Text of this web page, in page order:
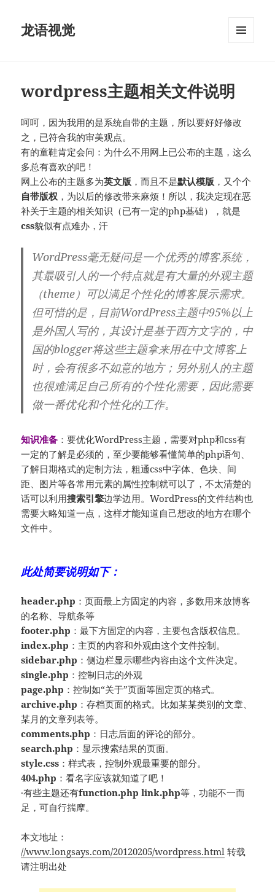
龙语视觉
wordpress主题相关文件说明
呵呵，因为我用的是系统自带的主题，所以要好好修改
之，已符合我的审美观点。
有的童鞋肯定会问：为什么不用网上已公布的主题，这么
多总有喜欢的吧！
网上公布的主题多为英文版 ，而且不是默认模版 ，又个个
自带版权 ，为以后的修改带来麻烦！所以，我决定现在恶
补关于主题的相关知识（已有一定的php基础），就是
css貌似有点难办，汗
WordPress毫无疑问是一个优秀的博客系统，
其最吸引人的一个特点就是有大量的外观主题
（theme）可以满足个性化的博客展示需求。
但可惜的是，目前WordPress主题中95%以上
是外国人写的，其设计是基于西方文字的，中
国的blogger将这些主题拿来用在中文博客上
时，会有很多不如意的地方；另外别人的主题
也很难满足自己所有的个性化需要，因此需要
做一番优化和个性化的工作。
知识准备 ：要优化WordPress主题，需要对php和css有
一定的了解是必须的，至少要能够看懂简单的php语句、
了解日期格式的定制方法，粗通css中字体、色块、间
距、图片等各常用元素的属性控制就可以了，不太清楚的
话可以利用搜索引擎边学边用。WordPress的文件结构也
需要大略知道一点，这样才能知道自己想改的地方在哪个
文件中。
此处简要说明如下：
header.php ：页面最上方固定的内容，多数用来放博客
的名称、导航条等
footer.php ：最下方固定的内容，主要包含版权信息。
index.php ：主页的内容和外观由这个文件控制。
sidebar.php ：侧边栏显示哪些内容由这个文件决定。
single.php ：控制日志的外观
page.php ：控制如“关于”页面等固定页的格式。
archive.php ：存档页面的格式。比如某某类别的文章、
某月的文章列表等。
comments.php ：日志后面的评论的部分。
search.php ：显示搜索结果的页面。
style.css ：样式表，控制外观最重要的部分。
404.php ：看名字应该就知道了吧！
·有些主题还有function.php link.php等，功能不一而
足，可自行揣摩。
本文地址：
//www.longsays.com/20120205/wordpress.html 转载
请注明出处